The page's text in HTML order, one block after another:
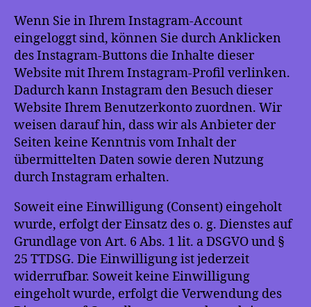
Wenn Sie in Ihrem Instagram-Account
eingeloggt sind, können Sie durch Anklicken
des Instagram-Buttons die Inhalte dieser
Website mit Ihrem Instagram-Profil verlinken.
Dadurch kann Instagram den Besuch dieser
Website Ihrem Benutzerkonto zuordnen. Wir
weisen darauf hin, dass wir als Anbieter der
Seiten keine Kenntnis vom Inhalt der
übermittelten Daten sowie deren Nutzung
durch Instagram erhalten.
Soweit eine Einwilligung (Consent) eingeholt
wurde, erfolgt der Einsatz des o. g. Dienstes auf
Grundlage von Art. 6 Abs. 1 lit. a DSGVO und §
25 TTDSG. Die Einwilligung ist jederzeit
widerrufbar. Soweit keine Einwilligung
eingeholt wurde, erfolgt die Verwendung des